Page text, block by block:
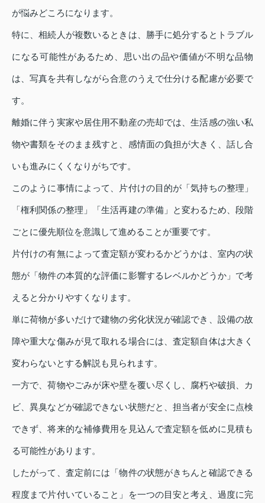
が悩みどころになります。
特に、相続人が複数いるときは、勝手に処分するとトラブル
になる可能性があるため、思い出の品や価値が不明な品物
は、写真を共有しながら合意のうえで仕分ける配慮が必要で
す。
離婚に伴う実家や居住用不動産の売却では、生活感の強い私
物や書類をそのまま残すと、感情面の負担が大きく、話し合
いも進みにくくなりがちです。
このように事情によって、片付けの目的が「気持ちの整理」
「権利関係の整理」「生活再建の準備」と変わるため、段階
ごとに優先順位を意識して進めることが重要です。
片付けの有無によって査定額が変わるかどうかは、室内の状
態が「物件の本質的な評価に影響するレベルかどうか」で考
えると分かりやすくなります。
単に荷物が多いだけで建物の劣化状況が確認でき、設備の故
障や重大な傷みが見て取れる場合には、査定額自体は大きく
変わらないとする解説も見られます。
一方で、荷物やごみが床や壁を覆い尽くし、腐朽や破損、カ
ビ、異臭などが確認できない状態だと、担当者が安全に点検
できず、将来的な補修費用を見込んで査定額を低めに見積も
る可能性があります。
したがって、査定前には「物件の状態がきちんと確認できる
程度まで片付いていること」を一つの目安と考え、過度に完